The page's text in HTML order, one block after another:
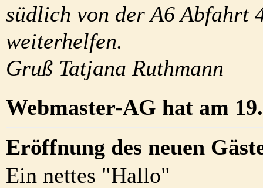
südlich von der A6 Abfahrt
weiterhelfen.
Gruß Tatjana Ruthmann
Webmaster-AG hat am
Eröffnung des neuen
Ein nettes "Hallo"